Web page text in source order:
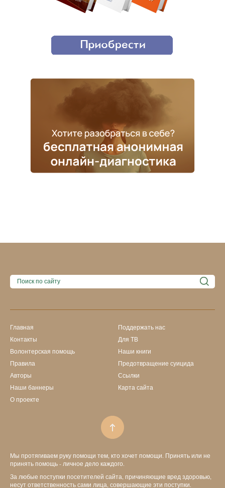
Главная
Контакты
Волонтерская помощь
Правила
Авторы
Наши баннеры
О проекте
Поддержать нас
Для ТВ
Наши книги
Предотвращение суицида
Ссылки
Карта сайта
Мы протягиваем руку помощи тем, кто хочет помощи. Принять или не
принять помощь - личное дело каждого.
За любые поступки посетителей сайта, причиняющие вред здоровью,
несут ответственность сами лица, совершающие эти поступки.